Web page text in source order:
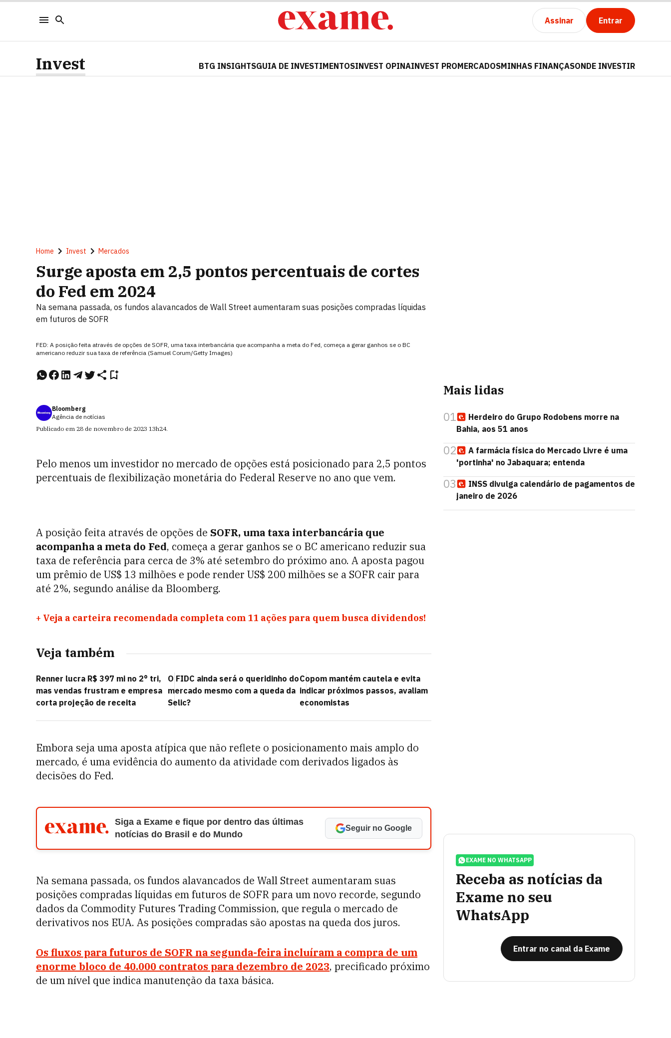
Assinar Entrar
Invest BTG INSIGHTSGUIA DE INVESTIMENTOSINVEST OPINAINVEST PROMERCADOSMINHAS FINANÇASONDE INVESTIR
Home Invest Mercados
Surge aposta em 2,5 pontos percentuais de cortes
do Fed em 2024
Na semana passada, os fundos alavancados de Wall Street aumentaram suas posições compradas líquidas
em futuros de SOFR
FED: A posição feita através de opções de SOFR, uma taxa interbancária que acompanha a meta do Fed, começa a gerar ganhos se o BC
americano reduzir sua taxa de referência (Samuel Corum/Getty Images)
Bloomberg
Agência de notícias
Publicado em 28 de novembro de 2023 13h24.
Pelo menos um investidor no mercado de opções está posicionado para 2,5 pontos
percentuais de flexibilização monetária do Federal Reserve no ano que vem.
A posição feita através de opções de SOFR, uma taxa interbancária que
acompanha a meta do Fed, começa a gerar ganhos se o BC americano reduzir sua
taxa de referência para cerca de 3% até setembro do próximo ano. A aposta pagou
um prêmio de US$ 13 milhões e pode render US$ 200 milhões se a SOFR cair para
até 2%, segundo análise da Bloomberg.
+ Veja a carteira recomendada completa com 11 ações para quem busca dividendos!
Veja também
Renner lucra R$ 397 mi no 2° tri,
mas vendas frustram e empresa
corta projeção de receita
O FIDC ainda será o queridinho do
mercado mesmo com a queda da
Selic?
Copom mantém cautela e evita
indicar próximos passos, avaliam
economistas
Embora seja uma aposta atípica que não reflete o posicionamento mais amplo do
mercado, é uma evidência do aumento da atividade com derivados ligados às
decisões do Fed.
Siga a Exame e fique por dentro das últimas
notícias do Brasil e do Mundo
Seguir no Google
Na semana passada, os fundos alavancados de Wall Street aumentaram suas
posições compradas líquidas em futuros de SOFR para um novo recorde, segundo
dados da Commodity Futures Trading Commission, que regula o mercado de
derivativos nos EUA. As posições compradas são apostas na queda dos juros.
Os fluxos para futuros de SOFR na segunda-feira incluíram a compra de um
enorme bloco de 40.000 contratos para dezembro de 2023, precificado próximo
de um nível que indica manutenção da taxa básica.
Mais lidas
01
Herdeiro do Grupo Rodobens morre na
Bahia, aos 51 anos
02
A farmácia física do Mercado Livre é uma
'portinha' no Jabaquara; entenda
03
INSS divulga calendário de pagamentos de
janeiro de 2026
EXAME NO WHATSAPP
Receba as notícias da
Exame no seu
WhatsApp
Entrar no canal da Exame